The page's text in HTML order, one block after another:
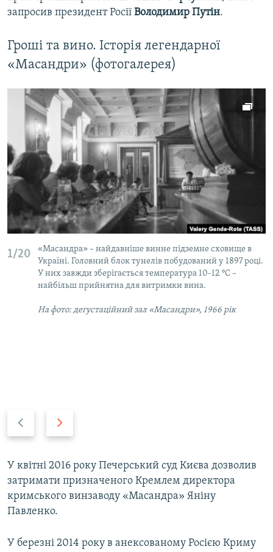
запросив президент Росії Володимир Путін.
Гроші та вино. Історія легендарної
«Масандри» (фотогалерея)
1/20
«Масандра» – найдавніше винне підземне сховище в
Україні. Головний блок тунелів побудований у 1897 році.
У них завжди зберігається температура 10-12 °C –
найбільш прийнятна для витримки вина.
На фото: дегустаційний зал «Масандри», 1966 рік
v
i
o
u
s
s
l
i
e
У квітні 2016 року Печерський суд Києва дозволив
затримати призначеного Кремлем директора
кримського винзаводу «Масандра» Яніну
Павленко.
У березні 2014 року в анексованому Росією Криму